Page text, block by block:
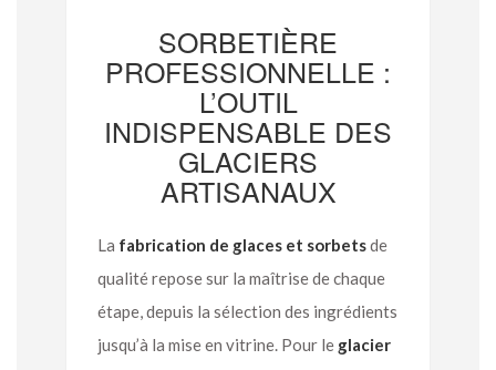
SORBETIÈRE
PROFESSIONNELLE :
L’OUTIL
INDISPENSABLE DES
GLACIERS
ARTISANAUX
La fabrication de glaces et sorbetsde
qualité repose sur la maîtrise de chaque
étape, depuis la sélection des ingrédients
jusqu’à la mise en vitrine. Pour le glacier